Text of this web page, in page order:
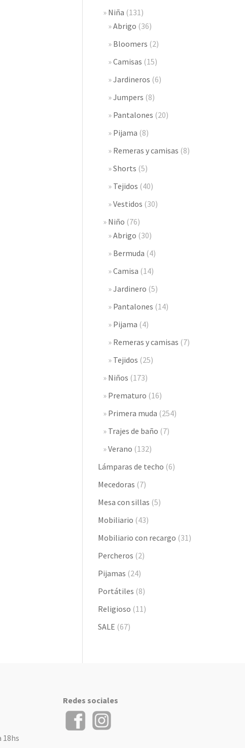
Niña (131)
Abrigo (36)
Bloomers (2)
Camisas (15)
Jardineros (6)
Jumpers (8)
Pantalones (20)
Pijama (8)
Remeras y camisas (8)
Shorts (5)
Tejidos (40)
Vestidos (30)
Niño (76)
Abrigo (30)
Bermuda (4)
Camisa (14)
Jardinero (5)
Pantalones (14)
Pijama (4)
Remeras y camisas (7)
Tejidos (25)
Niños (173)
Prematuro (16)
Primera muda (254)
Trajes de baño (7)
Verano (132)
Lámparas de techo (6)
Mecedoras (7)
Mesa con sillas (5)
Mobiliario (43)
Mobiliario con recargo (31)
Percheros (2)
Pijamas (24)
Portátiles (8)
Religioso (11)
SALE (67)
18hs
Redes sociales